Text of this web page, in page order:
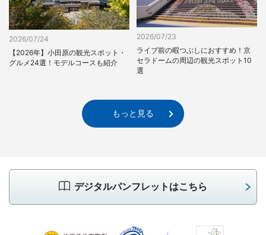
2026/07/24
【2026年】小田原の観光スポット・
グルメ24選！モデルコースも紹介
2026/07/23
ライブ前の暇つぶしにおすすめ！京
セラドームの周辺の観光スポット10
選
もっと見る
デジタルパンフレットはこちら